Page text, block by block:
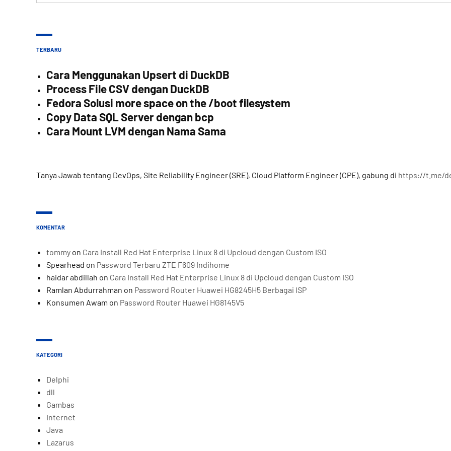
TERBARU
Cara Menggunakan Upsert di DuckDB
Process File CSV dengan DuckDB
Fedora Solusi more space on the /boot filesystem
Copy Data SQL Server dengan bcp
Cara Mount LVM dengan Nama Sama
Tanya Jawab tentang DevOps, Site Reliability Engineer (SRE), Cloud Platform Engineer (CPE), gabung di https://t.me/
KOMENTAR
tommy on Cara Install Red Hat Enterprise Linux 8 di Upcloud dengan Custom ISO
Spearhead on Password Terbaru ZTE F609 Indihome
haidar abdillah on Cara Install Red Hat Enterprise Linux 8 di Upcloud dengan Custom ISO
Ramlan Abdurrahman on Password Router Huawei HG8245H5 Berbagai ISP
Konsumen Awam on Password Router Huawei HG8145V5
KATEGORI
Delphi
dll
Gambas
Internet
Java
Lazarus